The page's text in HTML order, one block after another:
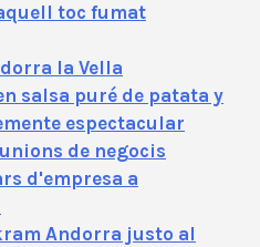
toc fumat
la Vella
salsa puré de patata y
espectacular
de negocis
d'empresa a
Andorra justo al